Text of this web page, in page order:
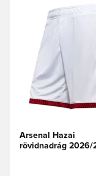
Megnyit egy
Arsenal Hazai
rövidnadrág 2026/